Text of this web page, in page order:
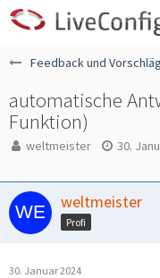
Feedback und
automatische
Funktion)
weltmeister 30.
weltmeister
Profi
30. Januar 2024